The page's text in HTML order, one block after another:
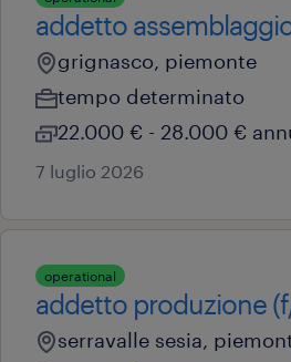
addetto
grignasco, piemonte
tempo determinato
22.000 € - 28.000 €
7 luglio 2026
operational
addetto produzione
serravalle sesia,